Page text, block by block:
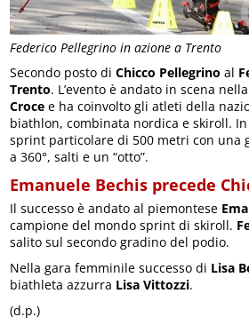
Federico Pellegrino in azione a Trento
Secondo posto diChicco Pellegrino al
Trento. L’evento è andato in scena
Croce e ha coinvolto gli atleti della
biathlon, combinata nordica e skiroll. In
sprint particolare di 500 metri con una
a 360°, salti e un “otto”.
Emanuele Bechis precede
Il successo è andato al piemontese
campione del mondo sprint di skiroll.
salito sul secondo gradino del podio.
Nella gara femminile successo di Lisa
biathleta azzurra Lisa Vittozzi.
(d.p.)